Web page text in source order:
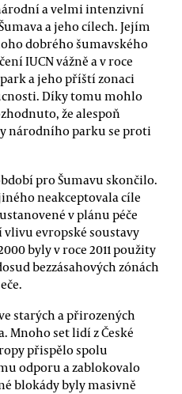
a velmi intenzivní
a jeho cílech. Jejím
dobrého šumavského
IUCN vážně a v roce
a jeho příští zonaci
Díky tomu mohlo
že alespoň
národního parku se proti
pro Šumavu skončilo.
neakceptovala cíle
v plánu péče
vlivu evropské soustavy
byly v roce 2011 použity
bezzásahových zónách
ve starých a přirozených
Mnoho set lidí z České
přispělo spolu
odporu a zablokovalo
blokády byly masivně